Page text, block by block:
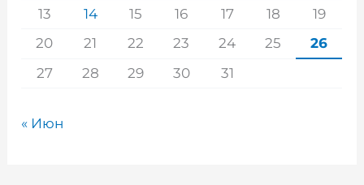
13
14 15 16 17 18
19
20
21 22 23 24 25
26
27
28 29 30 31
« Июн